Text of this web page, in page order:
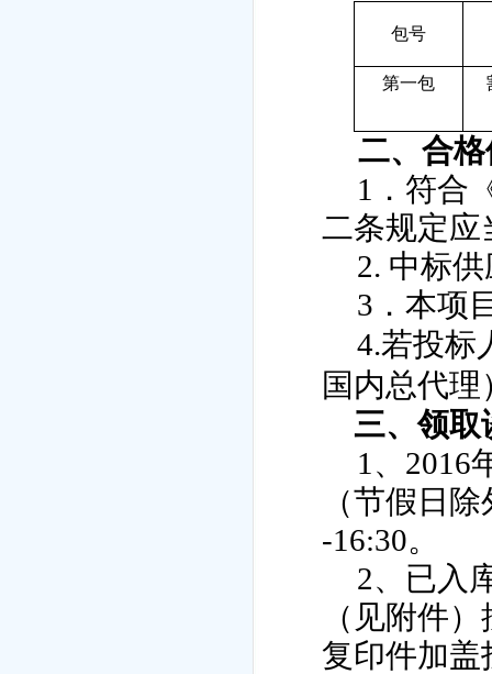
包号
第一包
二、合
1 ．符合
二条规定应
2. 中标
3 ．本项
4.若投标
国内总代
三、领取
1 、 2016
（节假日
-16:30。
2、已入
（见附件
复印件加盖